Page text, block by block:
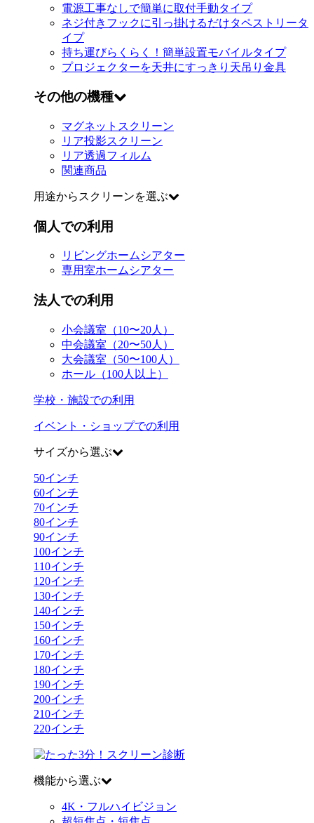
電源工事なしで簡単に取付手動タイプ
ネジ付きフックに引っ掛けるだけタペストリータ
イプ
持ち運びらくらく！簡単設置モバイルタイプ
プロジェクターを天井にすっきり 天吊り金具
その他の機種
マグネットスクリーン
リア投影スクリーン
リア透過フィルム
関連商品
用途からスクリーンを選ぶ
個人での利用
リビングホームシアター
専用室ホームシアター
法人での利用
小会議室（10〜20人）
中会議室（20〜50人）
大会議室（50〜100人）
ホール（100人以上）
学校・施設での利用
イベント・ショップでの利用
サイズから選ぶ
50インチ
60インチ
70インチ
80インチ
90インチ
100インチ
110インチ
120インチ
130インチ
140インチ
150インチ
160インチ
170インチ
180インチ
190インチ
200インチ
210インチ
220インチ
機能から選ぶ
4K・フルハイビジョン